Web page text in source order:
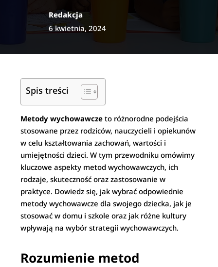
Redakcja
6 kwietnia, 2024
Spis treści
Metody wychowawcze to różnorodne podejścia
stosowane przez rodziców, nauczycieli i opiekunów
w celu kształtowania zachowań, wartości i
umiejętności dzieci. W tym przewodniku omówimy
kluczowe aspekty metod wychowawczych, ich
rodzaje, skuteczność oraz zastosowanie w
praktyce. Dowiedz się, jak wybrać odpowiednie
metody wychowawcze dla swojego dziecka, jak je
stosować w domu i szkole oraz jak różne kultury
wpływają na wybór strategii wychowawczych.
Rozumienie metod